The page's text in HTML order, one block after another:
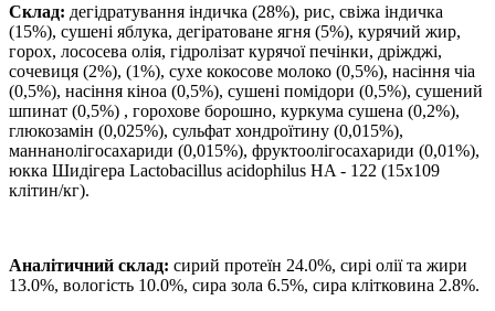
Склад: дегідратування індичка (28%), рис, свіжа індичка
(15%), сушені яблука, дегіратоване ягня (5%), курячий жир,
горох, лососева олія, гідролізат курячої печінки, дріжджі,
сочевиця (2%), (1%), сухе кокосове молоко (0,5%), насіння чіа
(0,5%), насіння кіноа (0,5%), сушені помідори (0,5%), сушений
шпинат (0,5%) , горохове борошно, куркума сушена (0,2%),
глюкозамін (0,025%), сульфат хондроїтину (0,015%),
маннанолігосахариди (0,015%), фруктоолігосахариди (0,01%),
юкка Шидігера Lactobacillus acidophilus HA - 122 (15х109
клітин/кг).
Аналітичний склад: сирий протеїн 24.0%, сирі олії та жири
13.0%, вологість 10.0%, сира зола 6.5%, сира клітковина 2.8%.